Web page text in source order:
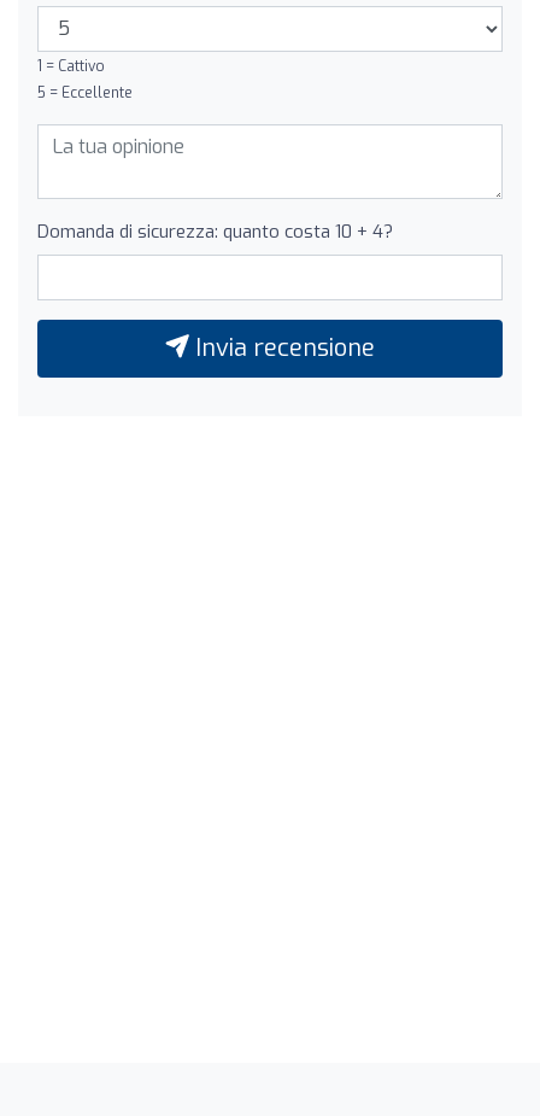
1 = Cattivo
5 = Eccellente
Domanda di sicurezza: quanto costa 10 + 4?
Invia recensione